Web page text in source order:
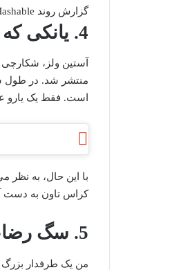
گزارش روند Mashable
4. یانکی که به سادگی عاشق بوریتو است
آستین ولز،
منتشر شد. در طول
است. فقط یک یارو
با این حال، به نظر
کراس تاون به دست
5. سگ رضاعی که قلب ما را ربود
من یک طرفدار